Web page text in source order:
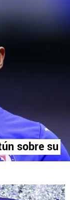
en esta página
puede influir en
la página y en el
evaluaciones.
sobre su